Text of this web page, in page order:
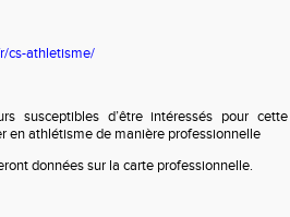
cs-athletisme/
susceptibles d’être intéressés pour cette
en athlétisme de manière professionnelle
données sur la carte professionnelle.